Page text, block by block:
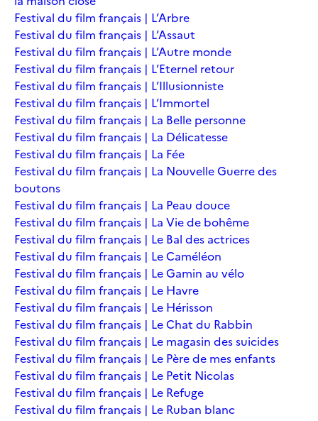
Festival du film français | L’Arbre
Festival du film français | L’Assaut
Festival du film français | L’Autre monde
Festival du film français | L’Eternel retour
Festival du film français | L’Illusionniste
Festival du film français | L’Immortel
Festival du film français | La Belle personne
Festival du film français | La Délicatesse
Festival du film français | La Fée
Festival du film français | La Nouvelle Guerre des
boutons
Festival du film français | La Peau douce
Festival du film français | La Vie de bohême
Festival du film français | Le Bal des actrices
Festival du film français | Le Caméléon
Festival du film français | Le Gamin au vélo
Festival du film français | Le Havre
Festival du film français | Le Hérisson
Festival du film français | Le Chat du Rabbin
Festival du film français | Le magasin des suicides
Festival du film français | Le Père de mes enfants
Festival du film français | Le Petit Nicolas
Festival du film français | Le Refuge
Festival du film français | Le Ruban blanc